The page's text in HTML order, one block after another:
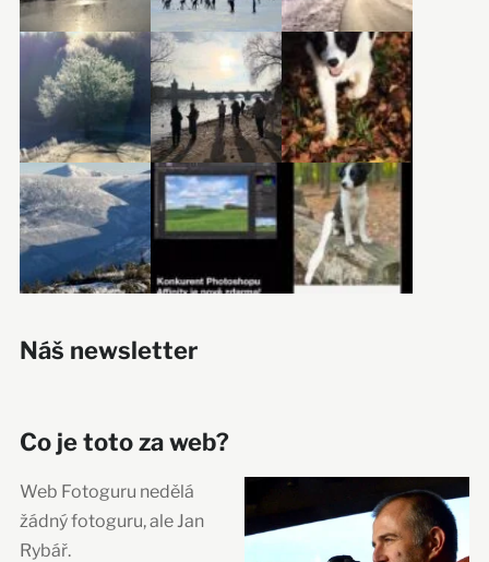
Náš newsletter
Co je toto za web?
Web Fotoguru nedělá
žádný fotoguru, ale Jan
Rybář.